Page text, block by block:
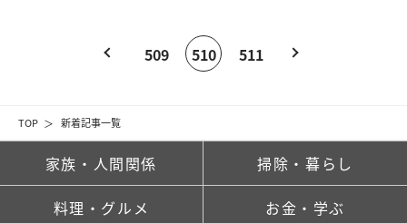
TOP 新着記事一覧
509 510 511
家族・人間関係 掃除・暮らし
料理・グルメ お金・学ぶ